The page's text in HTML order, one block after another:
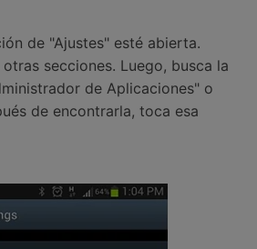
de "Ajustes" esté abierta.
secciones. Luego, busca la
de Aplicaciones" o
de encontrarla, toca esa